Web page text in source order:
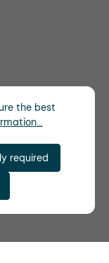
the best
required